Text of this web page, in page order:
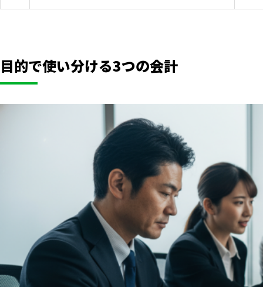
目的で使い分ける3つの会計